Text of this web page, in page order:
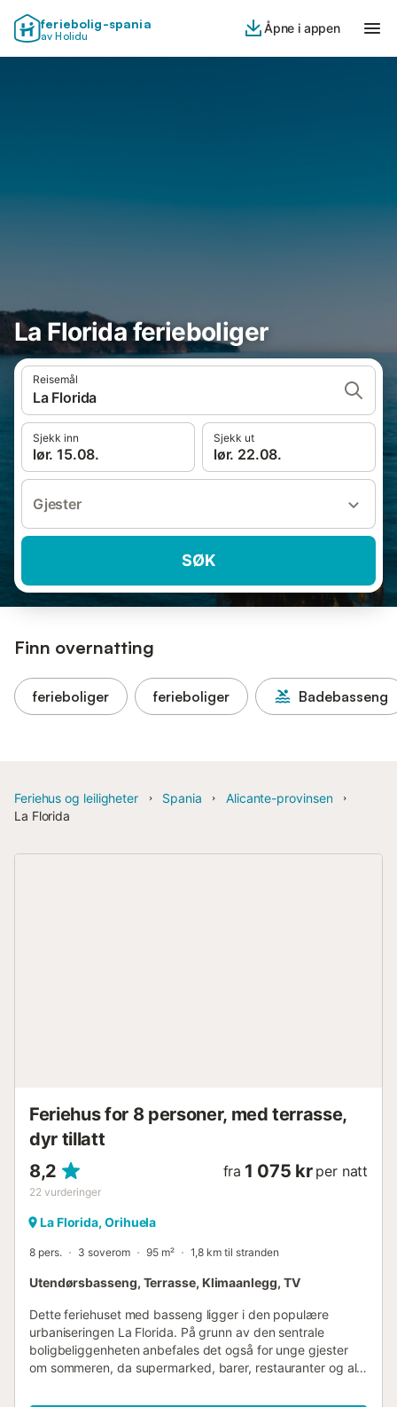
feriebolig-spania
av Holidu
Åpne i appen
La Florida ferieboliger
Reisemål
La Florida
Sjekk inn
lør. 15.08.
Sjekk ut
lør. 22.08.
Gjester
SØK
Finn overnatting
ferieboliger ferieboliger Badebasseng
Feriehus og leiligheter Spania
Alicante-provinsen
La Florida
Feriehus for 8 personer, med terrasse,
dyr tillatt
8,2
22 vurderinger
fra 1 075 kr per natt
La Florida, Orihuela
8 pers. 3 soverom 95 m² 1,8 km til stranden
Utendørsbasseng, Terrasse, Klimaanlegg, TV
Dette feriehuset med basseng ligger i den populære
urbaniseringen La Florida. På grunn av den sentrale
boligbeliggenheten anbefales det også for unge gjester
om sommeren, da supermarked, barer, restauranter og alle
også alltid velkomne her. Ved enden av bassenget er det